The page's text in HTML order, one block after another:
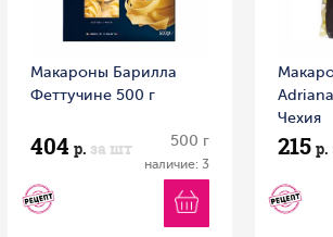
Макароны Барилла
Феттучине 500 г
404 р. за шт 500 г
наличие: 3
Чехия
215 р.